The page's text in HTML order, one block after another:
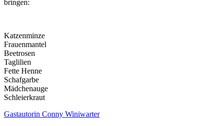
bringen:
Katzenminze
Frauenmantel
Beetrosen
Taglilien
Fette Henne
Schafgarbe
Mädchenauge
Schleierkraut
Gastautorin Conny Winiwarter